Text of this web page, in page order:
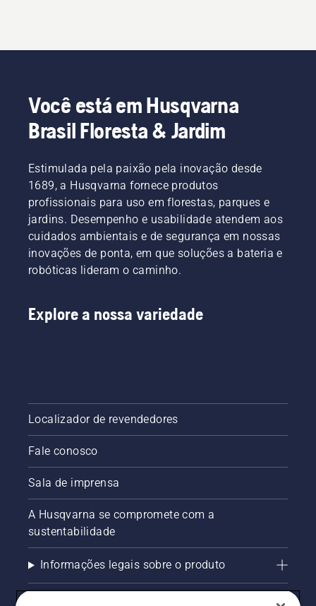
Você está em Husqvarna
Brasil Floresta & Jardim
Estimulada pela paixão pela inovação desde
1689, a Husqvarna fornece produtos
profissionais para uso em florestas, parques e
jardins. Desempenho e usabilidade atendem aos
cuidados ambientais e de segurança em nossas
inovações de ponta, em que soluções a bateria e
robóticas lideram o caminho.
Explore a nossa variedade
Localizador de revendedores
Fale conosco
Sala de imprensa
A Husqvarna se compromete com a
sustentabilidade
Informações legais sobre o produto